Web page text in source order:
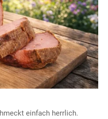
einfach herrlich.